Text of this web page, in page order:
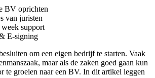
BV oprichten
van juristen
week support
E-signing
om een eigen bedrijf te starten. Vaak
maar als de zaken goed gaan kun
te groeien naar een BV. In dit artikel leggen